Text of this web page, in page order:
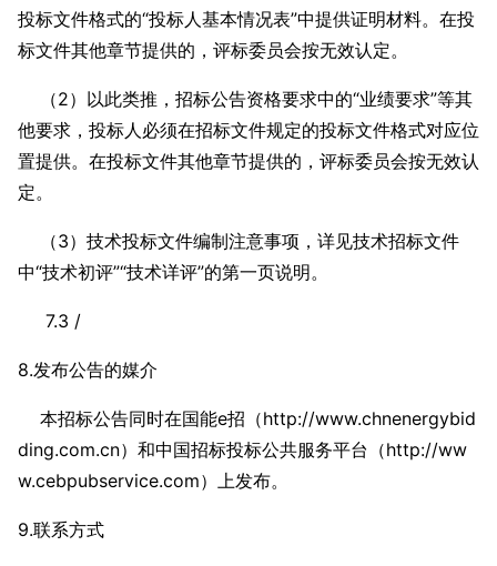
投标文件格式的“投标人基本情况表”中提供证明材料。在投
标文件其他章节提供的，评标委员会按无效认定。
（2）以此类推，招标公告资格要求中的“业绩要求”等其
他要求，投标人必须在招标文件规定的投标文件格式对应位
置提供。在投标文件其他章节提供的，评标委员会按无效认
定。
（3）技术投标文件编制注意事项，详见技术招标文件
中“技术初评”“技术详评”的第一页说明。
7.3 /
8.发布公告的媒介
本招标公告同时在国能e招（http://www.chnenergybid
ding.com.cn）和中国招标投标公共服务平台（http://ww
w.cebpubservice.com）上发布。
9.联系方式